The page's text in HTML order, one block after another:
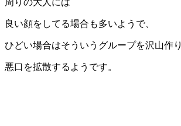
良い顔をしてる場合も多いようで、
ひどい場合はそういうグループを沢山作り
悪口を拡散するようです。